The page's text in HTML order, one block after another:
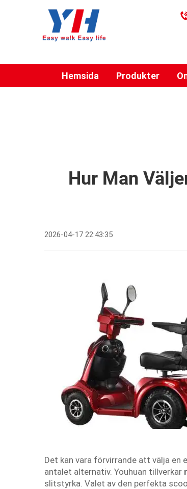
Hemsida Produkter
Hur Man
2026-04-17 22:43:35
Det kan vara förvirrande att välja
antalet alternativ. Youhuan tillverkar
slitstyrka. Valet av den perfekta